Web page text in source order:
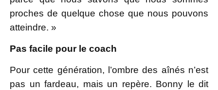
proches de quelque chose que nous pouvons
atteindre. »
Pas facile pour le coach
Pour cette génération, l’ombre des aînés n’est
pas un fardeau, mais un repère. Bonny le dit